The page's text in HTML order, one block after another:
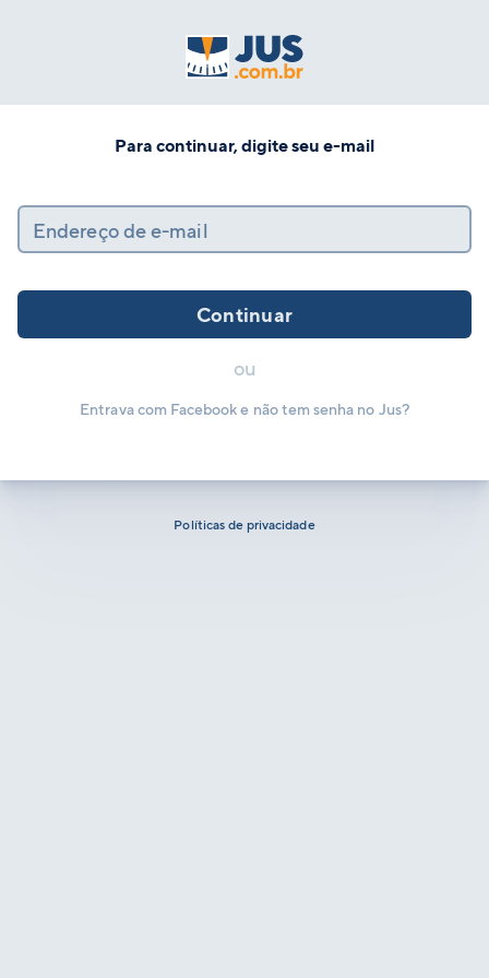
Para continuar, digite seu e-mail
Endereço de e-mail
Continuar
ou
Entrava com Facebook e não tem senha no Jus?
Políticas de privacidade